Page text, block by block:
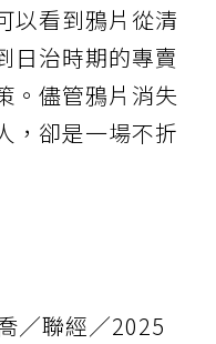
以看到鴉片從清
日治時期的專賣
。儘管鴉片消失
，卻是一場不折
／聯經／2025